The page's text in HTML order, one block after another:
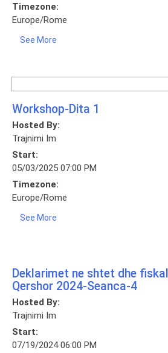
Timezone:
Europe/Rome
See More
Workshop-Dita 1
Hosted By:
Trajnimi Im
Start:
05/03/2025 07:00 PM
Timezone:
Europe/Rome
See More
Deklarimet ne shtet dhe
Qershor 2024-Seanca-4
Hosted By:
Trajnimi Im
Start:
07/19/2024 06:00 PM